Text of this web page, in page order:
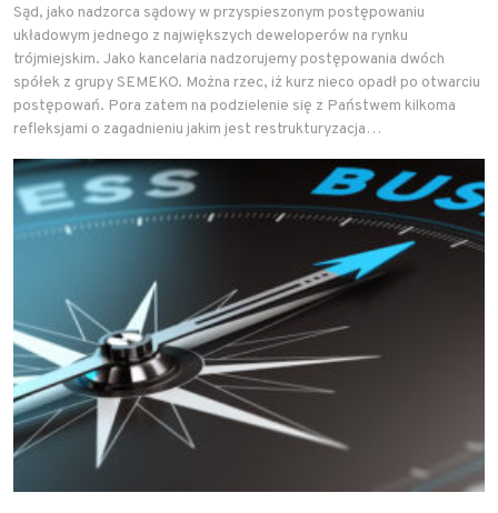
Sąd, jako nadzorca sądowy w przyspieszonym postępowaniu
układowym jednego z największych deweloperów na rynku
trójmiejskim. Jako kancelaria nadzorujemy postępowania dwóch
spółek z grupy SEMEKO. Można rzec, iż kurz nieco opadł po otwarciu
postępowań. Pora zatem na podzielenie się z Państwem kilkoma
refleksjami o zagadnieniu jakim jest restrukturyzacja…